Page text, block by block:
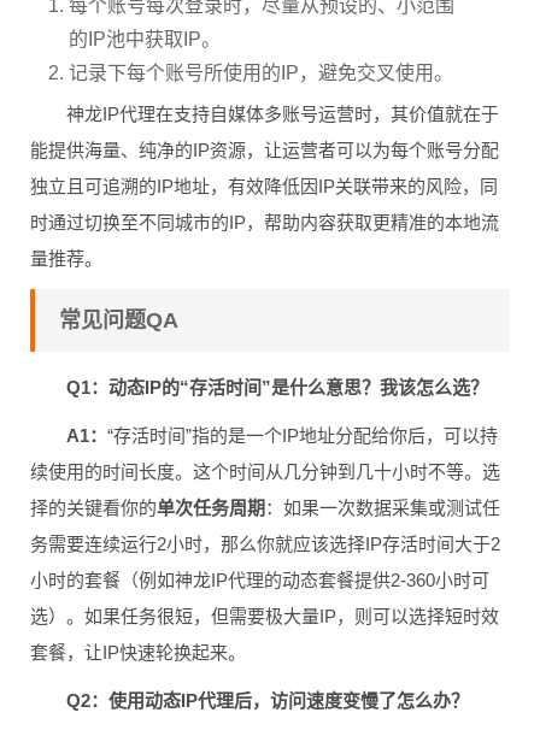
每个账号每次登录时，尽量从预设的、小范围
的IP池中获取IP。
记录下每个账号所使用的IP，避免交叉使用。
神龙IP代理在支持自媒体多账号运营时，其价值就在于
能提供海量、纯净的IP资源，让运营者可以为每个账号分配
独立且可追溯的IP地址，有效降低因IP关联带来的风险，同
时通过切换至不同城市的IP，帮助内容获取更精准的本地流
量推荐。
常见问题QA
Q1：动态IP的“存活时间”是什么意思？我该怎么选？
A1： “存活时间”指的是一个IP地址分配给你后，可以持
续使用的时间长度。这个时间从几分钟到几十小时不等。选
择的关键看你的单次任务周期 ：如果一次数据采集或测试任
务需要连续运行2小时，那么你就应该选择IP存活时间大于2
小时的套餐（例如神龙IP代理的动态套餐提供2-360小时可
选）。如果任务很短，但需要极大量IP，则可以选择短时效
套餐，让IP快速轮换起来。
Q2：使用动态IP代理后，访问速度变慢了怎么办？